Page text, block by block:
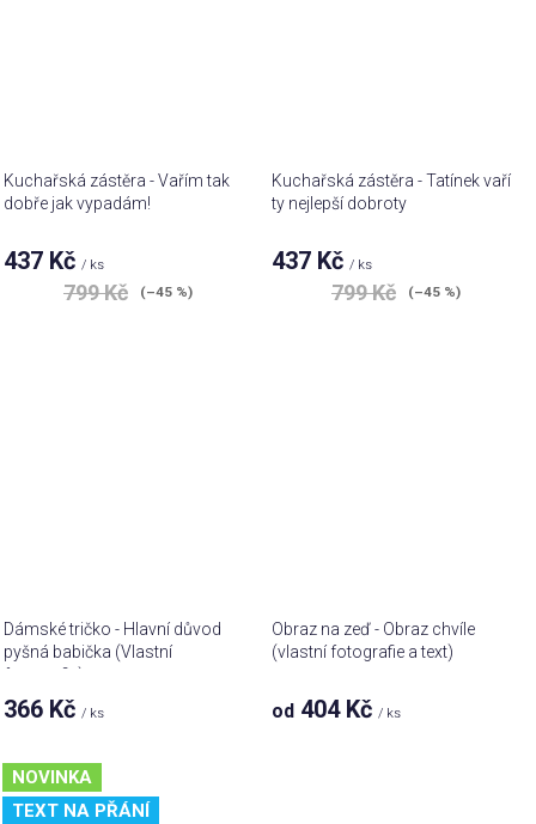
Kuchařská zástěra - Vařím tak
dobře jak vypadám!
437 Kč / ks
799 Kč (–45 %)
Kuchařská zástěra - Tatínek vaří
ty nejlepší dobroty
437 Kč / ks
799 Kč (–45 %)
Dámské tričko - Hlavní důvod
pyšná babička (Vlastní
fotografie)
366 Kč/ ks
Obraz na zeď - Obraz chvíle
(vlastní fotografie a text)
od 404 Kč/ ks
NOVINKA
TEXT NA PŘÁNÍ